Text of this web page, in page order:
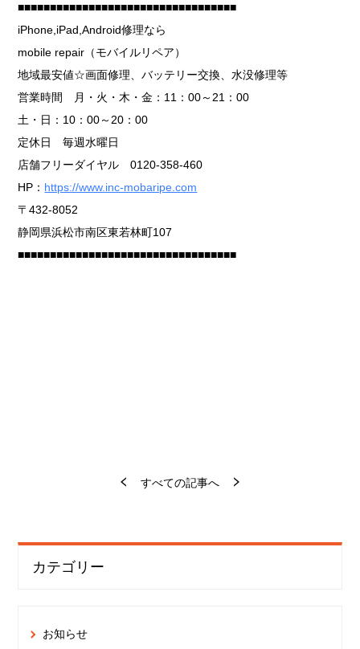
■■■■■■■■■■■■■■■■■■■■■■■■■■■■■■■■■■
iPhone,iPad,Android修理なら
mobile repair（モバイルリペア）
地域最安値☆画面修理、バッテリー交換、水没修理等
営業時間 月・火・木・金：11：00～21：00
土・日：10：00～20：00
定休日 毎週水曜日
店舗フリーダイヤル 0120-358-460
HP： https://www.inc-mobaripe.com
〒432-8052
静岡県浜松市南区東若林町107
■■■■■■■■■■■■■■■■■■■■■■■■■■■■■■■■■■
すべての記事へ
カテゴリー
お知らせ